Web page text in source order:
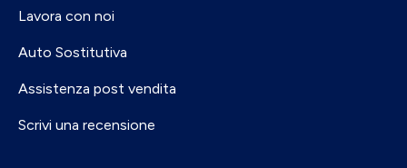
Lavora con noi
Auto Sostitutiva
Assistenza post vendita
Scrivi una recensione